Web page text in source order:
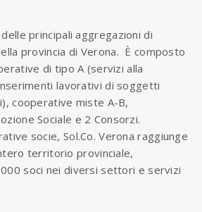
delle principali aggregazioni di
provincia di Verona. È composto
di tipo A (servizi alla
lavorativi di soggetti
cooperative miste A-B,
Sociale e 2 Consorzi.
socie, Sol.Co. Verona raggiunge
territorio provinciale,
soci nei diversi settori e servizi